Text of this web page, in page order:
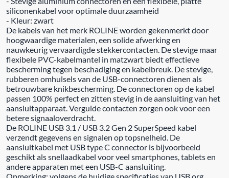
siliconenkabel voor optimale duurzaamheid
- Kleur: zwart
De kabels van het merk ROLINE worden gekenmerkt door
hoogwaardige materialen, een solide afwerking en
nauwkeurig vervaardigde stekkercontacten. De stevige maar
flexibele PVC-kabelmantel in matzwart biedt effectieve
bescherming tegen beschadiging en kabelbreuk. De stevige,
rubberen omhulsels van de USB-connectoren dienen als
betrouwbare knikbescherming. De connectoren op de kabel
passen 100% perfect en zitten stevig in de aansluiting van het
aansluitapparaat. Vergulde contacten zorgen ook voor een
betere signaaloverdracht.
De ROLINE USB 3.1 / USB 3.2 Gen 2 SuperSpeed kabel
verzendt gegevens en signalen op topsnelheid. De
aansluitkabel met USB type C connector is bijvoorbeeld
geschikt als snellaadkabel voor veel smartphones, tablets en
andere apparaten met een USB-C aansluiting.
Opmerking: volgens de huidige specificaties van USB.org